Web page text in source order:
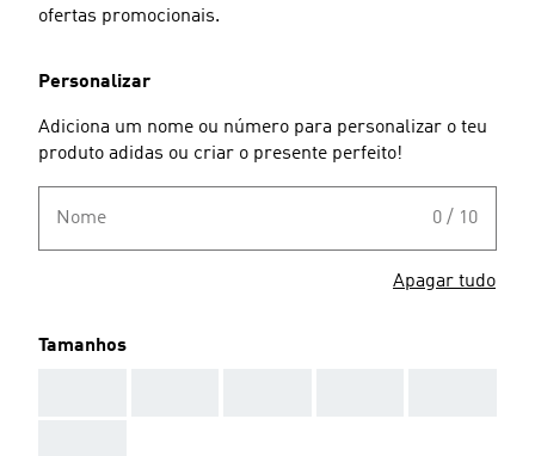
ofertas promocionais.
Personalizar
Adiciona um nome ou número para personalizar o teu
produto adidas ou criar o presente perfeito!
Nome 0 / 10
Apagar tudo
Tamanhos